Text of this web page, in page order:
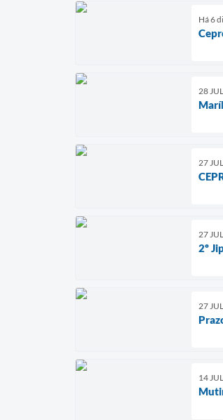
Há 6
28
27
27
2º
27
14